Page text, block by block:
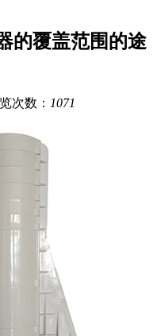
的覆盖范围的途
次数： 1071